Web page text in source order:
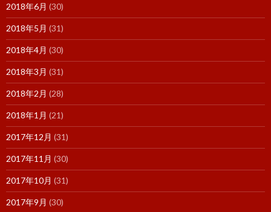
2018年6月 (30)
2018年5月 (31)
2018年4月 (30)
2018年3月 (31)
2018年2月 (28)
2018年1月 (21)
2017年12月 (31)
2017年11月 (30)
2017年10月 (31)
2017年9月 (30)